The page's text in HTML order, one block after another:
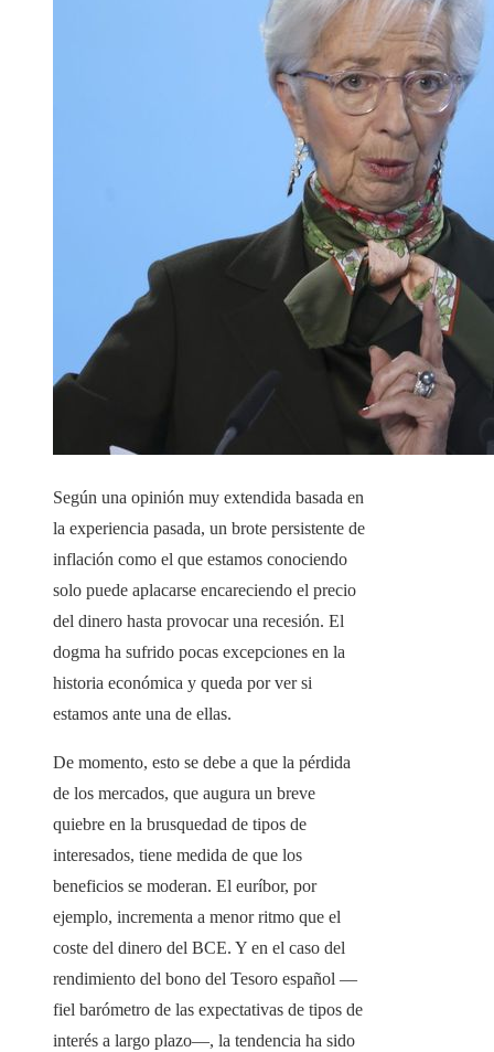
Según una opinión muy extendida basada en
la experiencia pasada, un brote persistente de
inflación como el que estamos conociendo
solo puede aplacarse encareciendo el precio
del dinero hasta provocar una recesión. El
dogma ha sufrido pocas excepciones en la
historia económica y queda por ver si
estamos ante una de ellas.
De momento, esto se debe a que la pérdida
de los mercados, que augura un breve
quiebre en la brusquedad de tipos de
interesados, tiene medida de que los
beneficios se moderan. El euríbor, por
ejemplo, incrementa a menor ritmo que el
coste del dinero del BCE. Y en el caso del
rendimiento del bono del Tesoro español —
fiel barómetro de las expectativas de tipos de
interés a largo plazo—, la tendencia ha sido